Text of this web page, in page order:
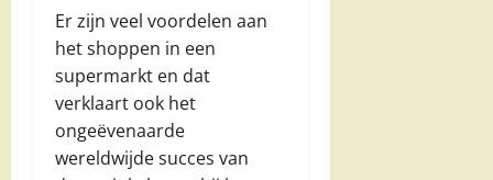
Er zijn veel voordelen aan
het shoppen in een
supermarkt en dat
verklaart ook het
ongeëvenaarde
wereldwijde succes van